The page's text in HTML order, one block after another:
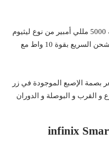
بطارية كبيرة الحجم بسعة 5000 مللي أمبير من نوع ليثيوم
بوليمر الغير قابلة للإزالة ، و تدعم الشحن السريع بقوة 10 واط مع
بصمة الإصبع الموجودة في زر
و القرب و البوصلة و الدوران